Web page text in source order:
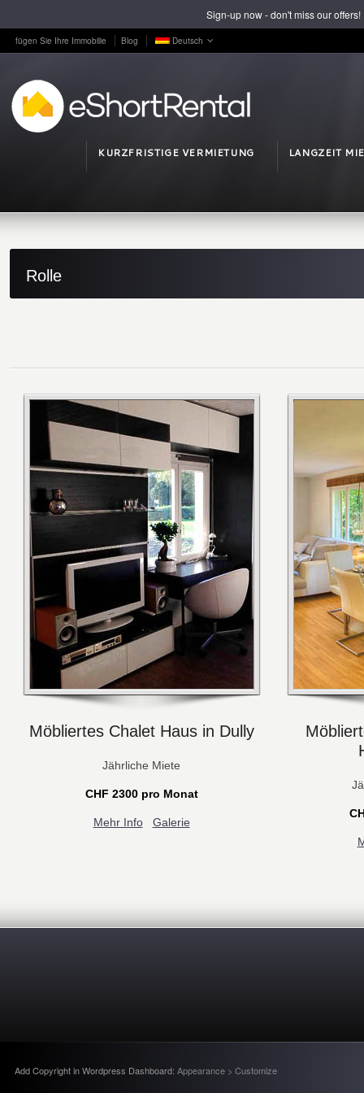
fügen Sie Ihre Immobilie Blog Deutsch
KURZFRISTIGE VERMIETUNG LANGZEIT
Rolle
Möbliertes Chalet Haus in Dully
Jährliche Miete
CHF 2300 pro Monat
Mehr Info Galerie
Add Copyright in Wordpress Dashboard: Appearance > Customize
Sign-up now - don't miss our offers!